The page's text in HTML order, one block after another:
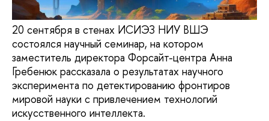
20 сентября в стенах ИСИЭЗ НИУ ВШЭ
состоялся научный семинар, на котором
заместитель директора Форсайт-центра Анна
Гребенюк рассказала о результатах научного
эксперимента по детектированию фронтиров
мировой науки с привлечением технологий
искусственного интеллекта.